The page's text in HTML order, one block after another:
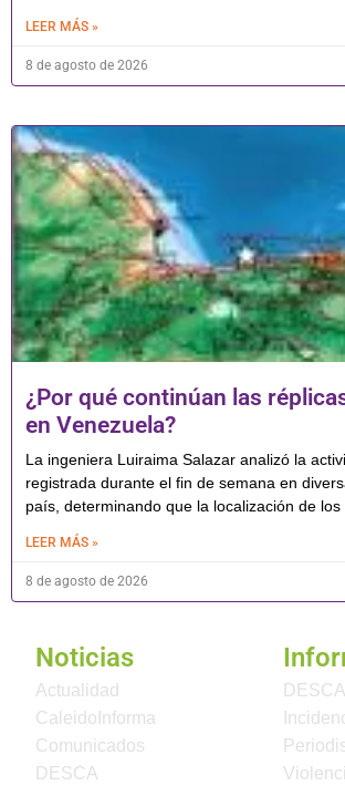
LEER MÁS »
8 de agosto de 2026
¿Por qué continúan las
en Venezuela?
La ingeniera Luiraima Salazar analizó la
registrada durante el fin de semana en
país, determinando que la localización de los
LEER MÁS »
8 de agosto de 2026
Noticias
Actualidad
CaleidoInforma
Comunicados
DESCA
DESCA